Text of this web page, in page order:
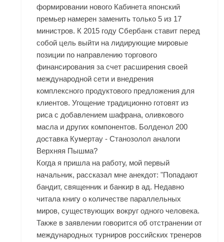
формировании нового Кабинета японский
премьер намерен заменить только 5 из 17
министров. К 2015 году Сбербанк ставит перед
собой цель выйти на лидирующие мировые
позиции по направлению торгового
финансирования за счет расширения своей
международной сети и внедрения
комплексного продуктового предложения для
клиентов. Угощение традиционно готовят из
риса с добавлением шафрана, оливкового
масла и других компонентов. Болденол 200
доставка Кумертау - Станозолол аналоги
Верхняя Пышма?
Когда я пришла на работу, мой первый
начальник, рассказал мне анекдот: "Попадают
бандит, священник и банкир в ад. Недавно
читала книгу о количестве параллельных
миров, существующих вокруг одного человека.
Также в заявлении говорится об отстранении от
международных турниров российских тренеров